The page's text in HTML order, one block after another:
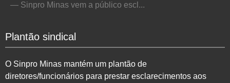
— Sinpro Minas vem a público escl...
Plantão sindical
O Sinpro Minas mantém um plantão de
diretores/funcionários para prestar esclarecimentos aos